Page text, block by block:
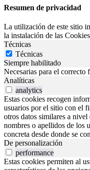
Resumen de privacidad
La utilización de este sitio
la instalación de las
Técnicas
Técnicas
Siempre habilitado
Necesarias para el correcto
Analíticas
analytics
Estas cookies recogen
usuarios por el sitio con el
otros datos similares a
nombres o apellidos de los
concreta desde donde se
De personalización
performance
Estas cookies permiten al